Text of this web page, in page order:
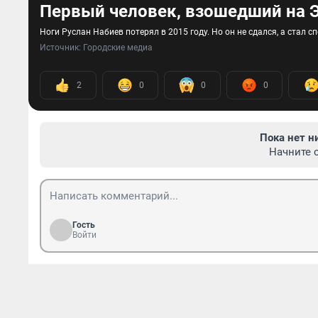
Первый человек, взошедший на
Ноги Руслан Набиев потерял в 2015 году. Но он не сдался, а стал
Источник: Городские медиа
2 0 0 0
Пока нет
Начните
Гость
Войти